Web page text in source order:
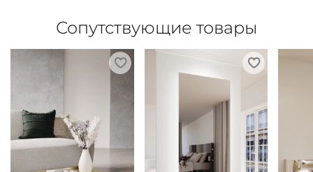
Сопутствующие товары